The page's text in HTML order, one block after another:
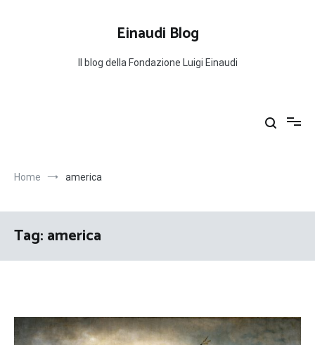
Einaudi Blog
Il blog della Fondazione Luigi Einaudi
Home america
Tag:america